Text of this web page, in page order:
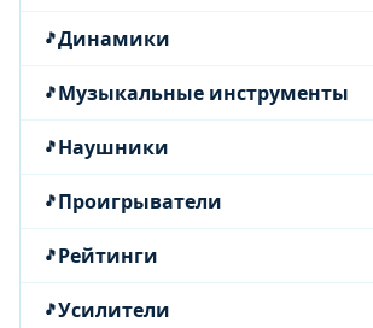
Динамики
Музыкальные инструменты
Наушники
Проигрыватели
Рейтинги
Усилители